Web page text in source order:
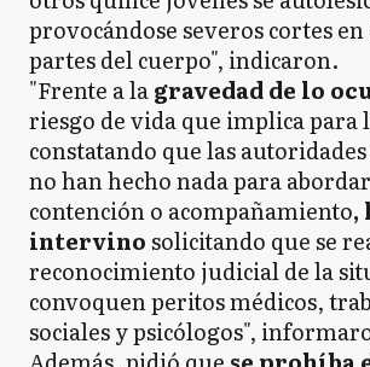
provocándose severos cortes
partes del cuerpo", indicaron.
"Frente a lagravedad de lo
riesgo de vida que implica para
constatando que las
no han hecho nada para
contención o acompañamiento,
intervinosolicitando que se
reconocimiento judicial de la
convoquen peritos médicos,
sociales y psicólogos",